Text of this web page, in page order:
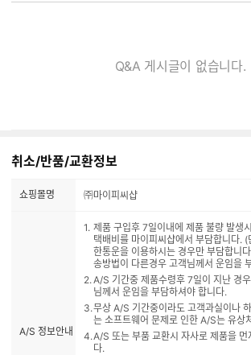
Q&A 게시글이 없습니다.
취소/반품/교환정보
쇼핑몰명 ㈜마이피씨샵
A/S 정보안내
제품 구입후 7일이내에 제품 불량 발생
택배비를 마이피씨샵에서 부담합니다.
한통운을 이용하시는 경우만 부담합니
송방법이 다른경우 고객님께서 운임을
A/S 기간중 제품수령후 7일이 지난 경
님께서 운임을 부담하셔야 합니다.
무상 A/S 기간중이라도 고객과실이나
는 소프트웨어 문제로 인한 A/S는 유상
A/S 또는 부품 교환시 자사로 제품을 먼
다.